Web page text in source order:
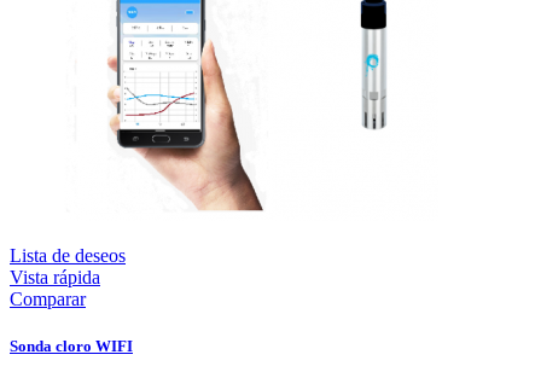
Lista de deseos
Vista rápida
Comparar
Sonda cloro WIFI